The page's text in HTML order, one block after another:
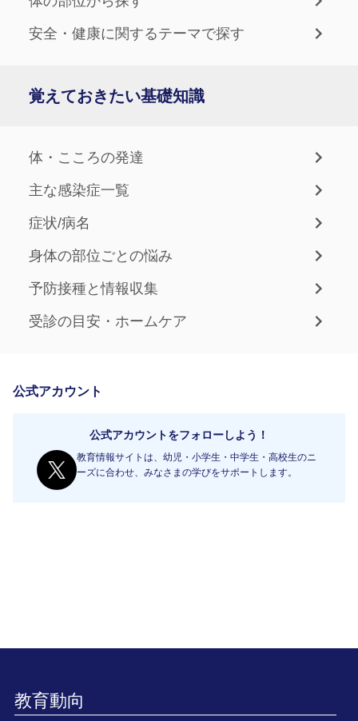
安全・健康に関するテーマで探す
覚えておきたい基礎知識
体・こころの発達
主な感染症一覧
症状/病名
身体の部位ごとの悩み
予防接種と情報収集
受診の目安・ホームケア
公式アカウント
公式アカウントをフォローしよう！
教育情報サイトは、幼児・小学生・中学生・高校生のニ
ーズに合わせ、みなさまの学びをサポートします。
教育動向